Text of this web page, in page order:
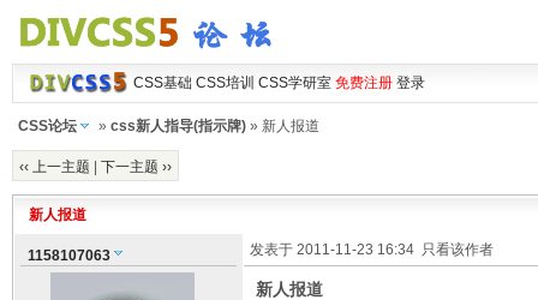
CSS基础 CSS培训 CSS学研室 免费注册 登录
CSS论坛 » css新人指导(指示牌)» 新人报道
‹‹ 上一主题 下一主题 ››
新人报道
1158107063 发表于 2011-11-23 16:34 只看该作者
新人报道